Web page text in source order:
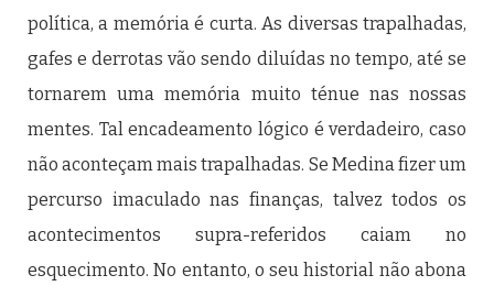
política, a memória é curta. As diversas trapalhadas,
gafes e derrotas vão sendo diluídas no tempo, até se
tornarem uma memória muito ténue nas nossas
mentes. Tal encadeamento lógico é verdadeiro, caso
não aconteçam mais trapalhadas. Se Medina fizer um
percurso imaculado nas finanças, talvez todos os
acontecimentos supra-referidos caiam no
esquecimento. No entanto, o seu historial não abona